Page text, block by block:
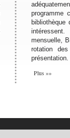
programme
bibliothèque
mensuelle,
rotation
présentation.
Plus »»